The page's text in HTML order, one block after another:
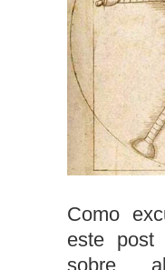
Como
este post
sobre